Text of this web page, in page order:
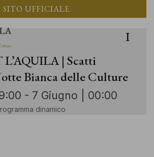
SITO UFFICIALE
I
| Scatti
Bianca delle Culture
- 7 Giugno | 00:00
dinamico